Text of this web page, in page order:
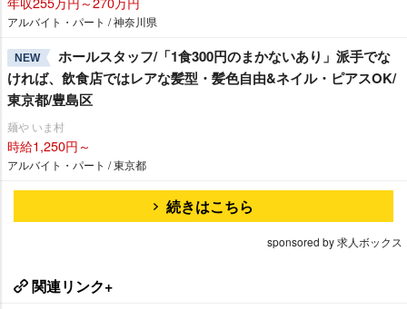
アルバイト・パート / 神奈川県
NEW
ホールスタッフ/「1食300円のまかないあり」派手でな
ければ、飲食店ではレアな髪型・髪色自由&ネイル・ピアスOK/
東京都/豊島区
麺や いま村
時給1,250円～
アルバイト・パート / 東京都
続きはこちら
sponsored by 求人ボックス
関連リンク+